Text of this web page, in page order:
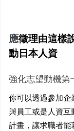
應徵理由這樣
動日本人資
強化志望動機第
你可以透過參加企
與員工或是人資互
計畫，讓求職者能